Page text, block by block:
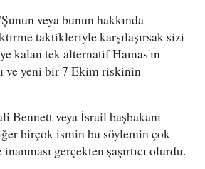
veya bunun hakkında
taktikleriyle karşılaşırsak sizi
kalan tek alternatif Hamas'ın
ve yeni bir 7 Ekim riskinin
Bennett veya İsrail başbakanı
birçok ismin bu söylemin çok
gerçekten şaşırtıcı olurdu.